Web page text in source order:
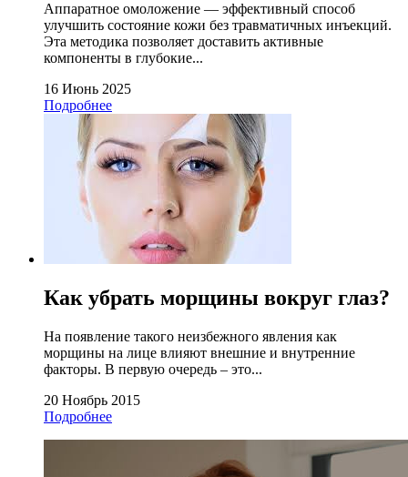
Аппаратное омоложение — эффективный способ
улучшить состояние кожи без травматичных инъекций.
Эта методика позволяет доставить активные
компоненты в глубокие...
16 Июнь 2025
Подробнее
Как убрать морщины вокруг глаз?
На появление такого неизбежного явления как
морщины на лице влияют внешние и внутренние
факторы. В первую очередь – это...
20 Ноябрь 2015
Подробнее